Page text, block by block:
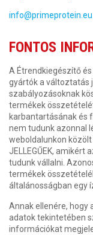
info@primeprotein.eu
FONTOS
A Étrendkiegészítő
gyártók a változtatás
szabályozásoknak
termékek
karbantartásának és
nem tudunk azonnal
weboldalunkon
JELLEGŰEK,
tudunk vállalni.
termékek
általánosságban egy
Annak ellenére, hogy
adatok tekintetében
információkat